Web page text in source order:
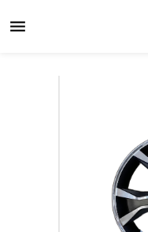
